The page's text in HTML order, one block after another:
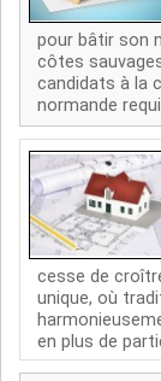
pour bâtir son
côtes
candidats à la
normande
cesse de
unique, où
en plus de